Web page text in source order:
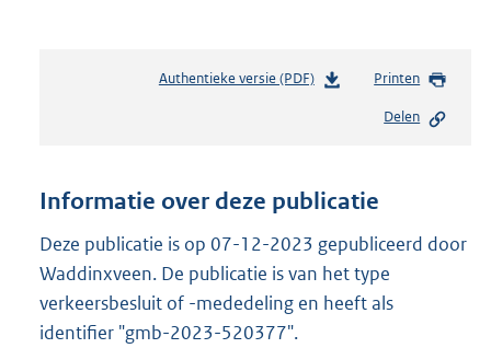
Authentieke versie (PDF)b
n
s
r
o
Printen
Delen
Informatie over deze publicatie
Deze publicatie is op 07-12-2023 gepubliceerd door
Waddinxveen. De publicatie is van het type
verkeersbesluit of -mededeling en heeft als
identifier "gmb-2023-520377".